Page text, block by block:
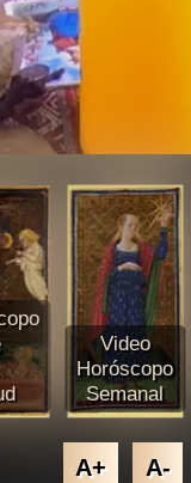
Video
Horóscopo
Semanal
A+ A-